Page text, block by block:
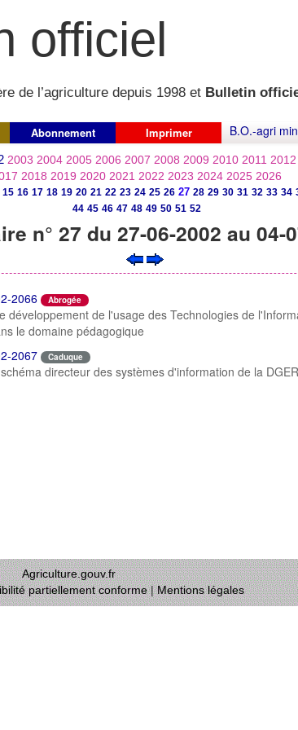
officiel
de l’agriculture depuis 1998 et Bulletin
Abonnement Imprimer B.O.-agri
2003 2004 2005 2006 2007 2008 2009 2010 2011 2012
2018 2019 2020 2021 2022 2023 2024 2025 2026
15 16 17 18 19 20 21 22 23 24 25 26 27 28 29 30 31 32 33 34
44 45 46 47 48 49 50 51 52
n° 27 du 27-06-2002 au 04-
2066
Abrogée
développement de l'usage des Technologies de
le domaine pédagogique
2067
Caduque
directeur des systèmes d'information de la
Agriculture.gouv.fr
partiellement conforme|Mentions légales